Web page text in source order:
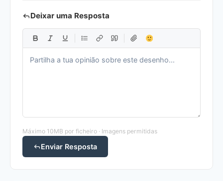
Deixar uma Resposta
Máximo 10MB por ficheiro · Imagens permitidas
Enviar Resposta